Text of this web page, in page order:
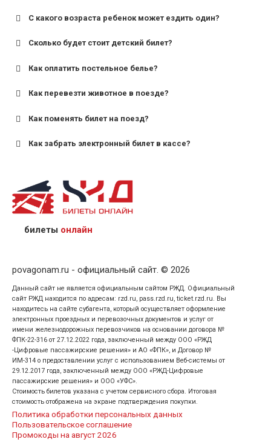
С какого возраста ребенок может ездить один?
для поездов дальнего следования — от 10 лет и
для пригородных поездов — от 7 лет.
Сколько будет стоит детский билет?
Как оплатить постельное белье?
Как перевезти животное в поезде?
Как поменять билет на поезд?
Как забрать электронный билет в кассе?
назвав кассиру 14-значный номер заказа;
предъявив удостоверение личности пассажира, на
кого оформлен билет.
билеты онлайн
povagonam.ru - официальный сайт. © 2026
Данный сайт не является официальным сайтом РЖД. Официальный
сайт РЖД находится по адресам: rzd.ru, pass.rzd.ru, ticket.rzd.ru. Вы
находитесь на сайте субагента, который осуществляет оформление
электронных проездных и перевозочных документов и услуг от
имени железнодорожных перевозчиков на основании договора №
ФПК-22-316 от 27.12.2022 года, заключенный между ООО «РЖД
-Цифровые пассажирские решения» и АО «ФПК», и Договор №
ИМ-314 о предоставлении услуг с использованием Веб-системы от
29.12.2017 года, заключенный между ООО «РЖД-Цифровые
пассажирские решения» и ООО «УФС».
Стоимость билетов указана с учетом сервисного сбора. Итоговая
стоимость отображена на экране подтверждения покупки.
Политика обработки персональных данных
Пользовательское соглашение
Промокоды на август 2026